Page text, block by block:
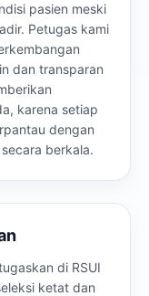
pasien meski
Petugas kami
dan transparan
karena setiap
dengan
berkala.
di RSUI
ketat dan